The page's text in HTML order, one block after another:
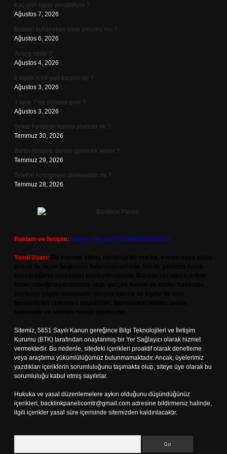
Kaç gün rapor alınabiliyor ?
Ağustos 7, 2026
Bisiklet kullanırken kask zorunlu mu ?
Ağustos 6, 2026
Avans nedir ?
Ağustos 4, 2026
6 kişilik KYK yurt kaçıncı tip ?
Ağustos 3, 2026
3 tane 7 ne anlama gelir ?
Ağustos 3, 2026
Şeker hastaları hurma yiyebilir mi ?
Temmuz 30, 2026
Bartın Amasra denize girilecek yerler ?
Temmuz 29, 2026
Telefon konuşması dinlenebilir mi ?
Temmuz 28, 2026
Reklam ve İletişim: Skype: live:.cid.575569c608265c69
Yasal Uyarı:
Sitemiz, 5651 Sayılı Kanun gereğince Bilgi Teknolojileri ve İletişim
Kurumu (BTK) tarafından onaylanmış bir Yer Sağlayıcı olarak hizmet
vermektedir. Bu nedenle, sitedeki içerikleri proaktif olarak denetleme
veya araştırma yükümlülüğümüz bulunmamaktadır. Ancak, üyelerimiz
yazdıkları içeriklerin sorumluluğunu taşımakta olup, siteye üye olarak bu
sorumluluğu kabul etmiş sayılırlar.
Hukuka ve yasal düzenlemelere aykırı olduğunu düşündüğünüz
içerikleri, backlinkpanelicomtr@gmail.com adresine bildirmeniz halinde,
ilgili içerikler yasal süre içerisinde sitemizden kaldırılacaktır.